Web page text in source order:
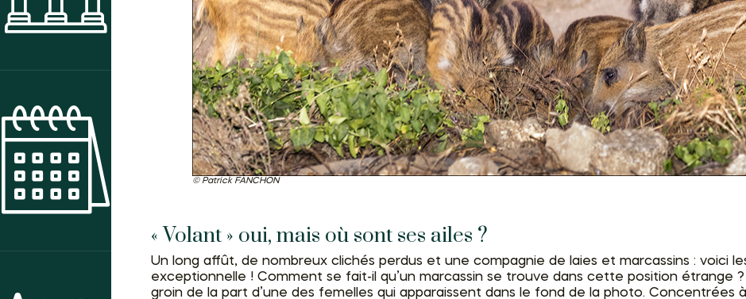
AGENDA DES ANIMATIONS
Patrick FANCHON
« Volant » oui, mais où sont ses ailes ?
Un long affût, de nombreux clichés perdus et une compagnie de laies et marcassins : voici
exceptionnelle ! Comment se fait-il qu’un marcassin se trouve dans cette position étrange ?
groin de la part d’une des femelles qui apparaissent dans le fond de la photo. Concentrées